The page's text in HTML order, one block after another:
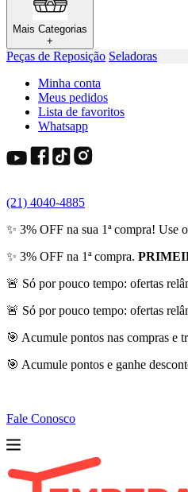
Mais Categorias
+
Peças de Reposição Seladoras
Minha conta
Meus pedidos
Lista de favoritos
Whatsapp
(21) 4040-4885
✨ 3% OFF na sua 1ª compra! Use
✨ 3% OFF na 1ª compra.
🚨 Só por pouco tempo: ofertas
🚨 Só por pouco tempo: ofertas
🎯 Acumule pontos nas compras e
🎯 Acumule pontos e ganhe
Fale Conosco